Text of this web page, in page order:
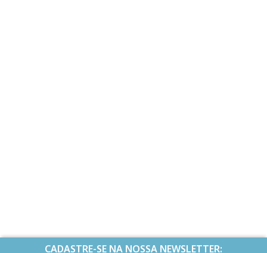
CADASTRE-SE NA NOSSA NEWSLETTER: